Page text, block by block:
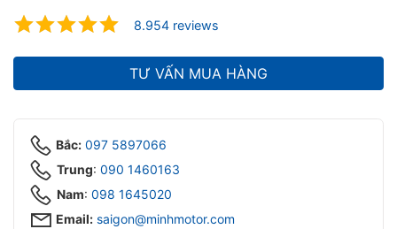
8.954 reviews
TƯ VẤN MUA HÀNG
Bắc: 097 5897066
Trung: 090 1460163
Nam: 098 1645020‬
Email: saigon@minhmotor.com